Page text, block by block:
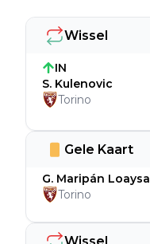
Wissel
Gele Kaart
G. Maripán Loaysa
Torino
Wissel
IN
S. Kulenovic
Torino